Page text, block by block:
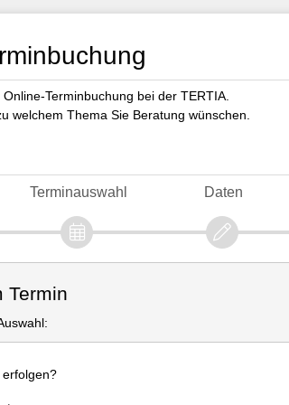
Terminbuchung bei der TERTIA.
welchem Thema Sie Beratung wünschen.
Terminauswahl Daten
Termin